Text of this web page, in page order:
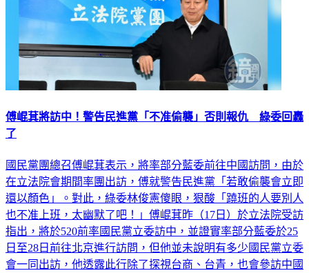
傅崐萁將訪中！警告民進黨「不准偷襲」否則報仇 綠委回轟
了
國民黨團總召傅崐萁表示，將率部分藍委前往中國訪問，由於
在立法院會期間率團出訪，傅就警告民進黨「若敢偷襲會立即
還以顏色」。對此，綠委林俊憲傻眼，狠酸「蹺班的人要別人
也不准上班，太幽默了吧！」傅崐萁昨（17日）於立法院受訪
指出，將於520前率國民黨立委訪中，並證實率部分藍委於25
日至28日前往北京進行訪問，但他並未說明有多少國民黨立委
會一同出訪，他透露此行除了探視台商、台青，也會參訪中國